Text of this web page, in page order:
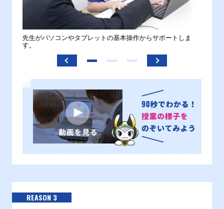
先生がパソコンやタブレットの基本操作からサポートしま
す。
REASON 3